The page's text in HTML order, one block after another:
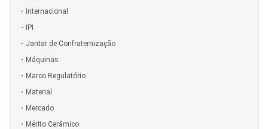
Internacional
IPI
Jantar de Confraternização
Máquinas
Marco Regulatório
Material
Mercado
Mérito Cerâmico